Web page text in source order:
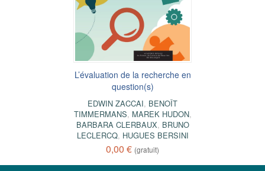
L’évaluation de la recherche en
question(s)
EDWIN ZACCAI, BENOÎT
TIMMERMANS, MAREK HUDON,
BARBARA CLERBAUX, BRUNO
LECLERCQ, HUGUES BERSINI
0,00 € (gratuit)